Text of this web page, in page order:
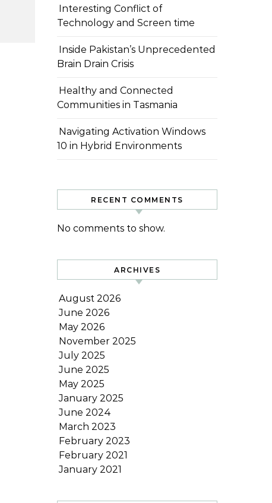
Interesting Conflict of
Technology and Screen time
Inside Pakistan’s Unprecedented
Brain Drain Crisis
Healthy and Connected
Communities in Tasmania
Navigating Activation Windows
10 in Hybrid Environments
RECENT COMMENTS
No comments to show.
ARCHIVES
August 2026
June 2026
May 2026
November 2025
July 2025
June 2025
May 2025
January 2025
June 2024
March 2023
February 2023
February 2021
January 2021